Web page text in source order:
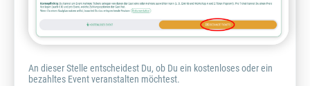
An dieser Stelle entscheidest Du, ob Du ein kostenloses oder ein
bezahltes Event veranstalten möchtest.